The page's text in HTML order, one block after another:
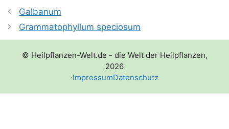
Galbanum
Grammatophyllum speciosum
© Heilpflanzen-Welt.de - die Welt der Heilpflanzen,
2026
·ImpressumDatenschutz